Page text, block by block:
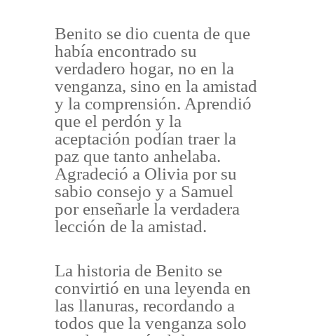
Benito se dio cuenta de que
había encontrado su
verdadero hogar, no en la
venganza, sino en la amistad
y la comprensión. Aprendió
que el perdón y la
aceptación podían traer la
paz que tanto anhelaba.
Agradeció a Olivia por su
sabio consejo y a Samuel
por enseñarle la verdadera
lección de la amistad.
La historia de Benito se
convirtió en una leyenda en
las llanuras, recordando a
todos que la venganza solo